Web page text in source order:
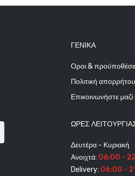
ΓΕΝΙΚΆ
Οροι &
Πολιτική απορρήτου
Επικοινωνήστε μαζί
ΩΡΕΣ
Δευτέρα - Κυριακή
Ανοιχτά: 06:00 -
Delivery: 06:00 -